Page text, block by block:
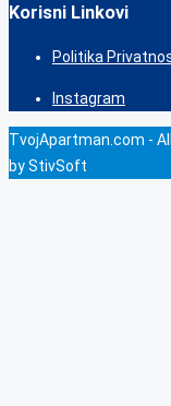
Korisni Linkovi
Politika
Instagram
TvojApartman.com -
by StivSoft